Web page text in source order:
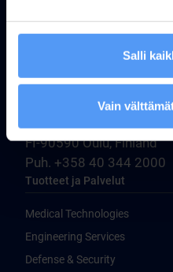
Salli
Vain
Bittium Corporation
FI-90590 Oulu, Finland
Puh. +358 40 344 2000
Tuotteet ja Palvelut
Medical Technologies
Engineering Services
Defense & Security